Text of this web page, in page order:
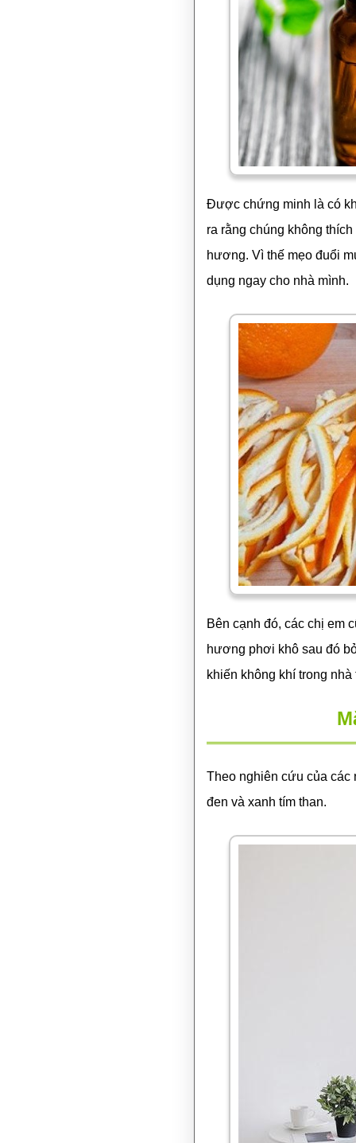
Được chứng minh là có
ra rằng chúng không
hương. Vì thế mẹo đuổi
dụng ngay cho nhà mình.
Bên cạnh đó, các chị em
hương phơi khô sau đó
khiến không khí trong
Theo nghiên cứu của các
đen và xanh tím than.